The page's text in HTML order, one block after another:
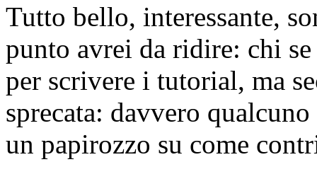
Tutto bello, interessante,
punto avrei da ridire: chi
per scrivere i tutorial, ma
sprecata: davvero
un papirozzo su come